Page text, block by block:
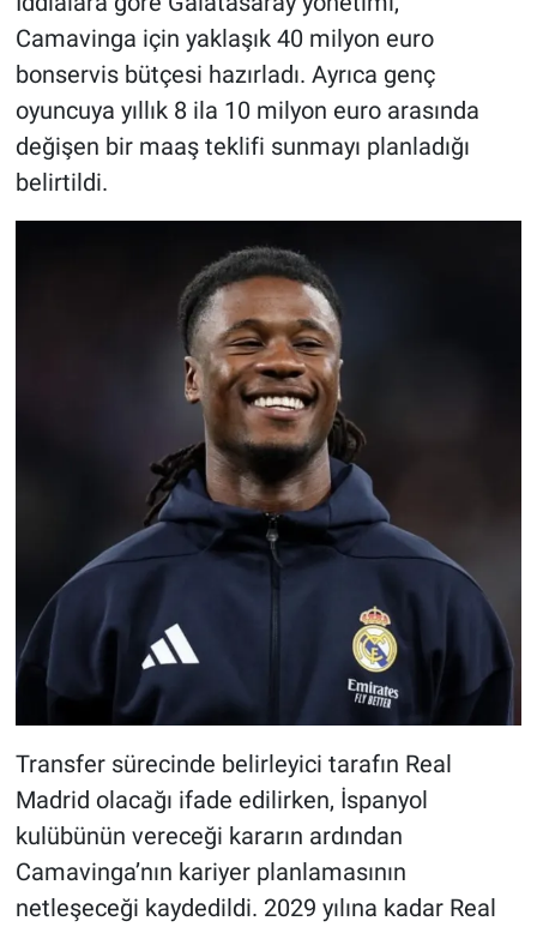
Camavinga için yaklaşık 40 milyon euro
bonservis bütçesi hazırladı. Ayrıca genç
oyuncuya yıllık 8 ila 10 milyon euro arasında
değişen bir maaş teklifi sunmayı planladığı
belirtildi.
Transfer sürecinde belirleyici tarafın Real
Madrid olacağı ifade edilirken, İspanyol
kulübünün vereceği kararın ardından
Camavinga’nın kariyer planlamasının
netleşeceği kaydedildi. 2029 yılına kadar Real